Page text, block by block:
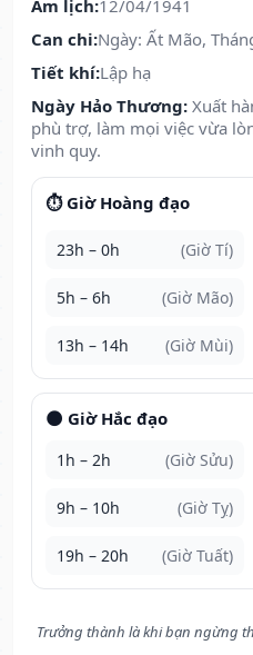
Âm lịch:12/04/1941
Can chi:Ngày: Ất Mão,
Tiết khí:Lập hạ
Ngày Hảo Thương: Xuất
phù trợ, làm mọi việc vừa
vinh quy.
⏱️ Giờ Hoàng đạo
23h – 0h (Giờ Tí)
5h – 6h (Giờ Mão)
13h – 14h (Giờ Mùi)
🌑 Giờ Hắc đạo
1h – 2h (Giờ Sửu)
9h – 10h (Giờ Tỵ)
19h – 20h (Giờ Tuất)
Trưởng thành là khi bạn ngừng